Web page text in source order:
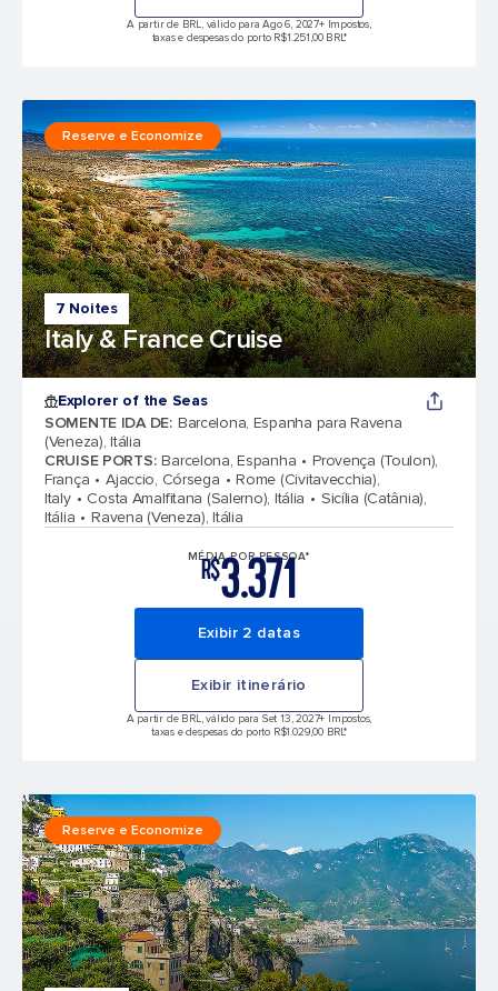
A partir de BRL, válido para Ago 6, 2027+ Impostos,
taxas e despesas do porto R$1.251,00 BRL*
7 Noites
Italy & France Cruise
Reserve e Economize
Explorer of the Seas
SOMENTE IDA DE: Barcelona, Espanha para Ravena
(Veneza), Itália
CRUISE PORTS: Barcelona, Espanha
Provença (Toulon),
França
Ajaccio, Córsega
Rome (Civitavecchia),
Italy
Costa Amalfitana (Salerno), Itália
Sicília (Catânia),
Itália
Ravena (Veneza), Itália
MÉDIA POR PESSOA*
R$3.371
Exibir 2 datas
Exibir itinerário
A partir de BRL, válido para Set 13, 2027+ Impostos,
taxas e despesas do porto R$1.029,00 BRL*
Reserve e Economize